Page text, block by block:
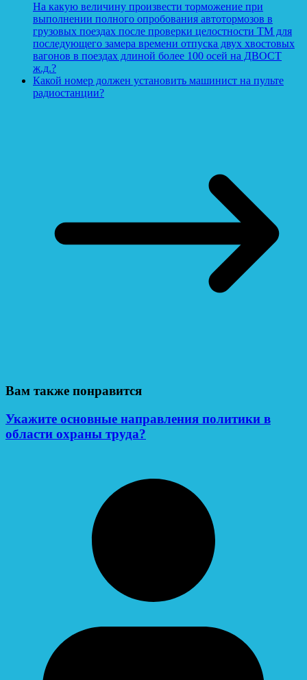
На какую величину произвести торможение при
выполнении полного опробования автотормозов в
грузовых поездах после проверки целостности ТМ для
последующего замера времени отпуска двух хвостовых
вагонов в поездах длиной более 100 осей на ДВОСТ
ж.д.?
Какой номер должен установить машинист на пульте
радиостанции?
Вам также понравится
Укажите основные направления политики в
области охраны труда?